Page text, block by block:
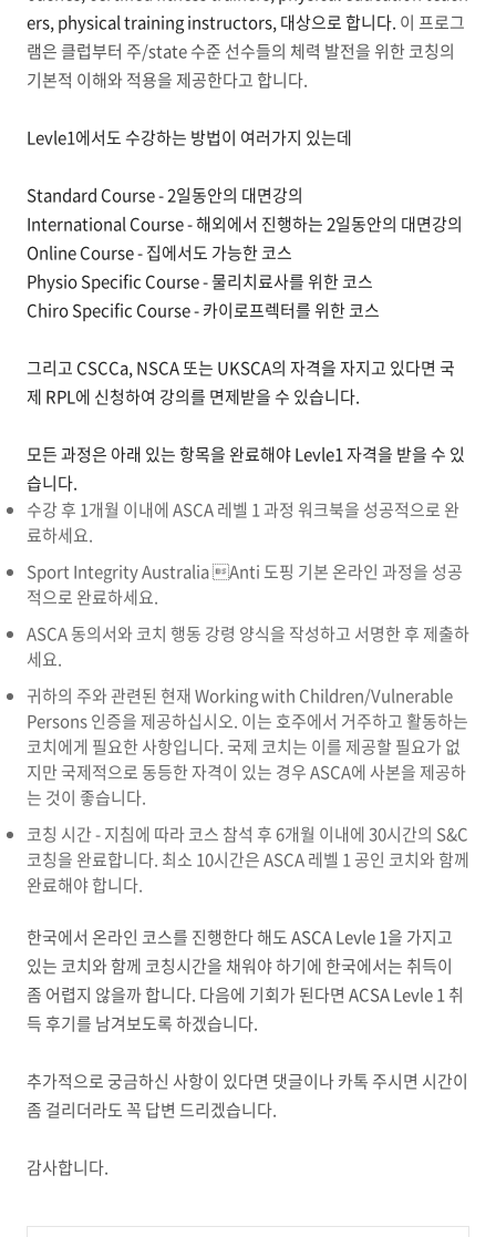
ers, physical training instructors, 대상으로 합니다. 이 프로그
램은 클럽부터 주/state 수준 선수들의 체력 발전을 위한 코칭의
기본적 이해와 적용을 제공한다고 합니다.
Levle1에서도 수강하는 방법이 여러가지 있는데
Standard Course - 2일동안의 대면강의
InternationalCourse - 해외에서 진행하는2일동안의 대면강의
OnlineCourse - 집에서도 가능한 코스
Physio Specific Course - 물리치료사를 위한 코스
Chiro Specific Course - 카이로프렉터를 위한 코스
그리고 CSCCa, NSCA 또는 UKSCA의 자격을 자지고 있다면 국
제 RPL에 신청하여 강의를 면제받을 수 있습니다.
모든 과정은 아래 있는 항목을 완료해야Levle1 자격을 받을 수 있
습니다.
수강 후 1개월 이내에 ASCA 레벨 1 과정 워크북을 성공적으로 완
료하세요.
Sport Integrity Australia Anti 도핑 기본 온라인 과정을 성공
적으로 완료하세요.
ASCA 동의서와 코치 행동 강령 양식을 작성하고 서명한 후 제출하
세요.
귀하의 주와 관련된 현재 Working with Children/Vulnerable
Persons 인증을 제공하십시오. 이는 호주에서 거주하고 활동하는
코치에게 필요한 사항입니다. 국제 코치는 이를 제공할 필요가 없
지만 국제적으로 동등한 자격이 있는 경우 ASCA에 사본을 제공하
는 것이 좋습니다.
코칭 시간 - 지침에 따라 코스 참석 후 6개월 이내에 30시간의 S&C
코칭을 완료합니다. 최소 10시간은 ASCA 레벨 1 공인 코치와 함께
완료해야 합니다.
한국에서 온라인 코스를 진행한다 해도 ASCA Levle 1을 가지고
있는 코치와 함께 코칭시간을 채워야 하기에 한국에서는 취득이
좀 어렵지 않을까 합니다. 다음에 기회가 된다면 ACSA Levle 1 취
득 후기를 남겨보도록 하겠습니다.
추가적으로 궁금하신 사항이 있다면 댓글이나 카톡 주시면 시간이
좀 걸리더라도 꼭 답변 드리겠습니다.
감사합니다.